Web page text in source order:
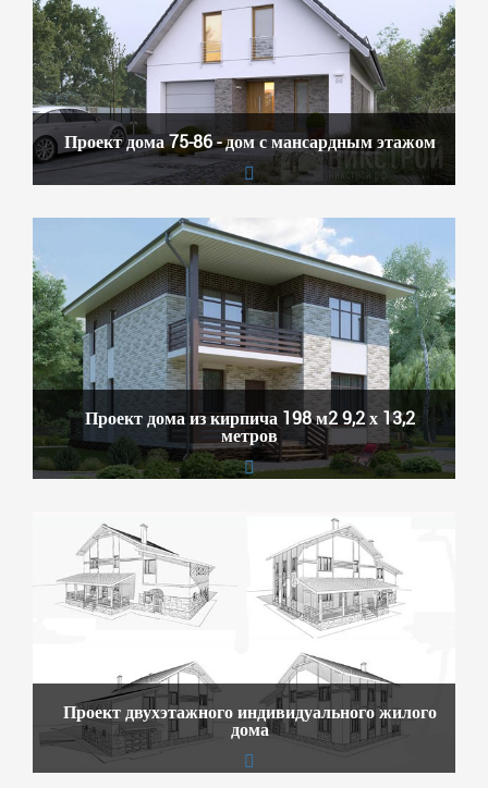
Проект дома 75-86 - дом с мансардным этажом
Проект дома из кирпича 198 м2 9,2 х 13,2
метров
Проект двухэтажного индивидуального жилого
дома